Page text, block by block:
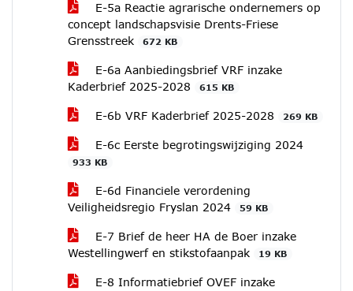
E-5a Reactie agrarische ondernemers op
concept landschapsvisie Drents-Friese
Grensstreek
672 KB
E-6a Aanbiedingsbrief VRF inzake
Kaderbrief 2025-2028
615 KB
E-6b VRF Kaderbrief 2025-2028 269 KB
E-6c Eerste begrotingswijziging 2024
933 KB
E-6d Financiele verordening
Veiligheidsregio Fryslan 2024
59 KB
E-7 Brief de heer HA de Boer inzake
Westellingwerf en stikstofaanpak
19 KB
E-8 Informatiebrief OVEF inzake